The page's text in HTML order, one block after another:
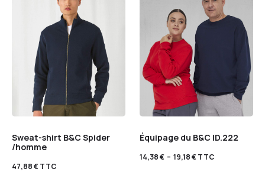
Sweat-shirt B&C Spider
/homme
47,88€TTC
Équipage du B&C ID.222
14,38€ – 19,18€TTC